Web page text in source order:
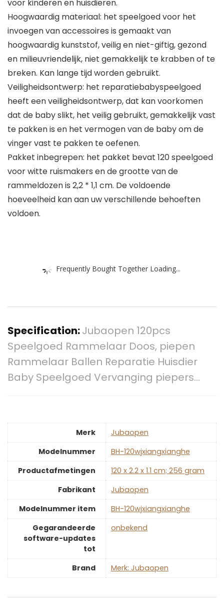
voor kinderen en huisdieren.
Hoogwaardig materiaal: het speelgoed voor het
invoegen van accessoires is gemaakt van
hoogwaardig kunststof, veilig en niet-giftig, gezond
en milieuvriendelijk, niet gemakkelijk te krabben of te
breken. Kan lange tijd worden gebruikt.
Veiligheidsontwerp: het reparatiebabyspeelgoed
heeft een veiligheidsontwerp, dat kan voorkomen
dat de baby slikt, het veilig gebruikt, gemakkelijk vast
te pakken is en het vermogen van de baby om de
vinger vast te pakken te oefenen.
Pakket inbegrepen: het pakket bevat 120 speelgoed
voor witte ruismakers en de grootte van de
rammeldozen is 2,2 * 1,1 cm. De voldoende
hoeveelheid kan aan uw verschillende behoeften
voldoen.
Frequently Bought Together Loading...
Specification:Jubaopen 120pcs
Speelgoed Rammelaar Doos, piepen
Rammelaar Ballen Reparatie Huisdier
Baby Speelgoed Vervanging piepers…
Merk
‎Jubaopen
Modelnummer
‎BH-120wjxiangxianghe
Productafmetingen
‎120 x 2.2 x 1.1 cm; 256 gram
Fabrikant
‎Jubaopen
Modelnummer item
‎BH-120wjxiangxianghe
Gegarandeerde
software-updates
tot
‎onbekend
Brand Merk: Jubaopen